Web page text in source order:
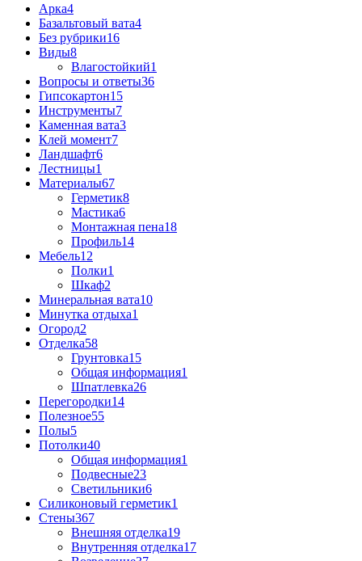
Арка4
Базальтовый вата4
Без рубрики16
Виды8
Влагостойкий1
Вопросы и ответы36
Гипсокартон15
Инструменты7
Каменная вата3
Клей момент7
Ландшафт6
Лестницы1
Материалы67
Герметик8
Мастика6
Монтажная пена18
Профиль14
Мебель12
Полки1
Шкаф2
Минеральная вата10
Минутка отдыха1
Огород2
Отделка58
Грунтовка15
Общая информация1
Шпатлевка26
Перегородки14
Полезное55
Полы5
Потолки40
Общая информация1
Подвесные23
Светильники6
Силиконовый герметик1
Стены367
Внешняя отделка19
Внутренняя отделка17